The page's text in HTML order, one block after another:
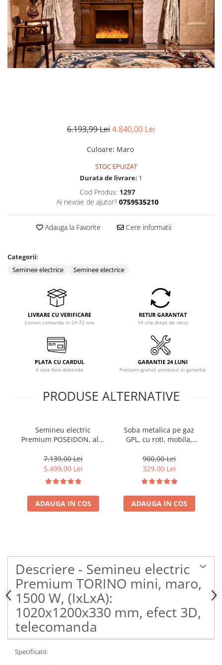
6.193,99 Lei4.840,00 Lei
Culoare: Maro
STOC EPUIZAT
Durata de livrare: 1
Cod Produs: 1297
Ai nevoie de ajutor? 0759535210
Adauga la Favorite Cere informatii
Categorii:
Seminee electrice
Seminee electrice
LIVRARE CU VERIFICARE
Livram comanda in 24-72 ore
RETUR GARANTAT
14 zile drept de retur
PLATA CU CARDUL
6 rate fara dobanda
GARANTIE 24 LUNI
Preluam gratuit produsul in garantie
PRODUSE ALTERNATIVE
Semineu electric
Premium POSEIDON, alb,
:700*2000*330 mm, efect
3D, telecomanda
7.139,00 Lei
5.499,00 Lei
ADAUGA IN COS
Soba metalica pe gaz
GPL, cu roti, mobila,
putere, negru
900,00 Lei
329,00 Lei
ADAUGA IN COS
Descriere - Semineu electric
Premium TORINO mini, maro,
1500 W, (IxLxA):
1020x1200x330 mm, efect 3D,
telecomanda
Specificatii: